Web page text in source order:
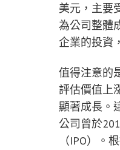
美元，主要
為公司整體
企業的投資
值得注意的
評估價值上
顯著成長。
公司曾於
（IPO）。